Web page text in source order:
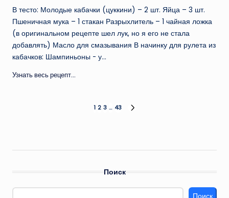
В тесто: Молодые кабачки (цуккини) – 2 шт. Яйца – 3 шт.
Пшеничная мука – 1 стакан Разрыхлитель – 1 чайная ложка
(в оригинальном рецепте шел лук, но я его не стала
добавлять) Масло для смазывания В начинку для рулета из
кабачков: Шампиньоны - у…
Узнать весь рецепт...
1 2 3 … 43
Поиск
Поиск